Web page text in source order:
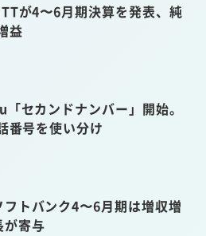
が4〜6月期決算を発表、純
益
「セカンドナンバー」開始。
番号を使い分け
フトバンク4〜6月期は増収増
が寄与